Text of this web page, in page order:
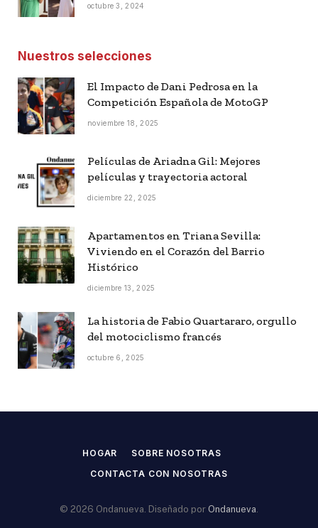
octubre 3, 2024
Nuestros selecciones
El Impacto de Dani Pedrosa en la
Competición Española de MotoGP
noviembre 18, 2025
Películas de Ariadna Gil: Mejores
películas y trayectoria actoral
diciembre 22, 2025
Apartamentos en Triana Sevilla:
Viviendo en el Corazón del Barrio
Histórico
diciembre 13, 2025
La historia de Fabio Quartararo, orgullo
del motociclismo francés
octubre 6, 2025
HOGAR
SOBRE NOSOTRAS
CONTACTA CON NOSOTRAS
© 2026 Ondanueva. Diseñado por Ondanueva